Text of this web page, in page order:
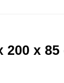
x